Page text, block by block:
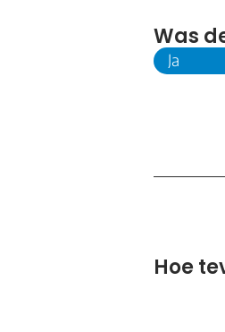
Was
Ja
Hoe